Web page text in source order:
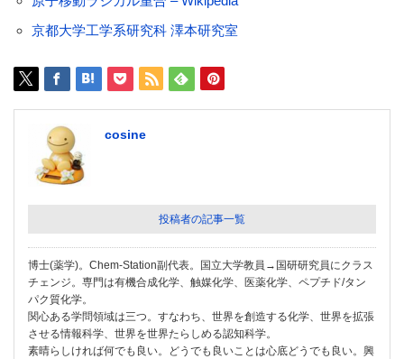
京都大学工学系研究科 澤本研究室
cosine
投稿者の記事一覧
博士(薬学)。Chem-Station副代表。国立大学教員→国研研究員にクラス
チェンジ。専門は有機合成化学、触媒化学、医薬化学、ペプチド/タン
パク質化学。
関心ある学問領域は三つ。すなわち、世界を創造する化学、世界を拡張
させる情報科学、世界を世界たらしめる認知科学。
素晴らしければ何でも良い。どうでも良いことは心底どうでも良い。興